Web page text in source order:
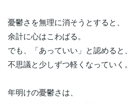
憂鬱さを無理に消そうとすると、
余計に心はこわばる。
でも、「あっていい」と認めると、
不思議と少しずつ軽くなっていく。
年明けの憂鬱さは、